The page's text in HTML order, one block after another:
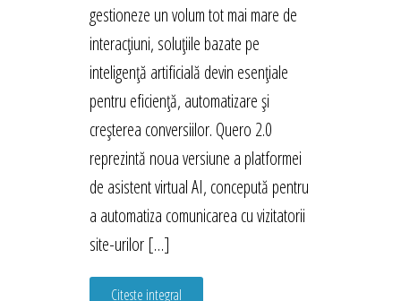
gestioneze un volum tot mai mare de
interacțiuni, soluțiile bazate pe
inteligență artificială devin esențiale
pentru eficiență, automatizare și
creșterea conversiilor. Quero 2.0
reprezintă noua versiune a platformei
de asistent virtual AI, concepută pentru
a automatiza comunicarea cu vizitatorii
site-urilor […]
Citeste integral